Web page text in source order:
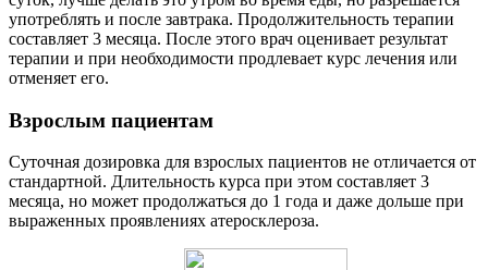
употреблять и после завтрака. Продолжительность терапии
составляет 3 месяца. После этого врач оценивает результат
терапии и при необходимости продлевает курс лечения или
отменяет его.
Взрослым пациентам
Суточная дозировка для взрослых пациентов не отличается от
стандартной. Длительность курса при этом составляет 3
месяца, но может продолжаться до 1 года и даже дольше при
выраженных проявлениях атеросклероза.